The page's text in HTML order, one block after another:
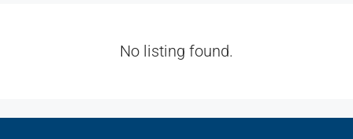
No listing found.